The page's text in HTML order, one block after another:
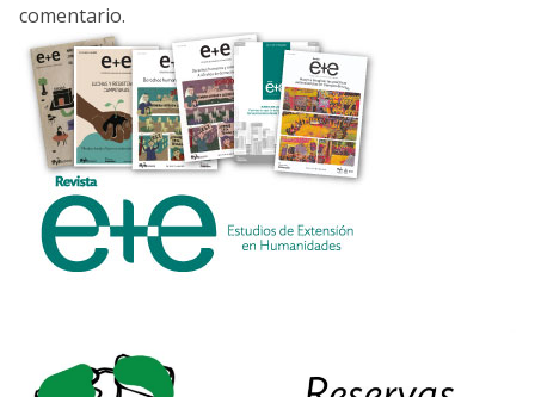
comentario.